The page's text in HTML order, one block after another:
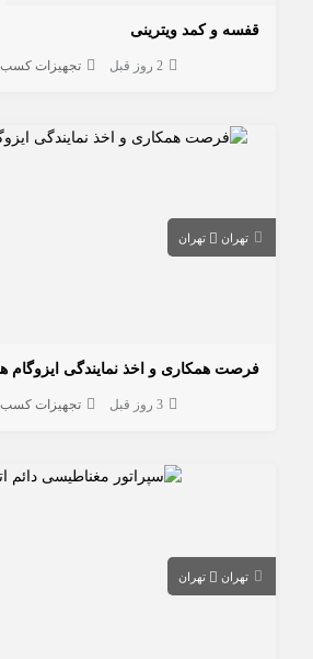
قفسه و کمد ویترینی
2 روز قبل تجهیزات کسب
تهران تهران
فرصت همکاری و اخذ نمایندگی ایزوگام
3 روز قبل تجهیزات کسب
تهران تهران